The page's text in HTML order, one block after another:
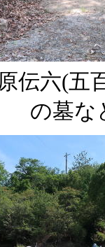
伝六(五
の墓な